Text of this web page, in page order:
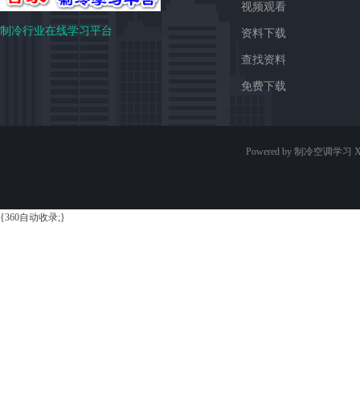
制冷行业在线学习平台
视频观看
资料下载
查找资料
免费下载
Powered by 制冷空调学习
{360自动收录;}